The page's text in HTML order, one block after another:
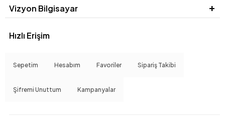
Vizyon Bilgisayar
Hızlı Erişim
Sepetim Hesabım Favoriler Sipariş Takibi
Şifremi Unuttum Kampanyalar